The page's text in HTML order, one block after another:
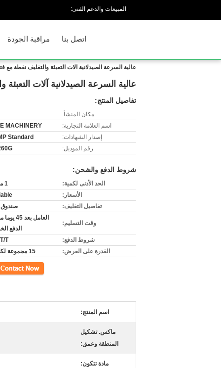
المبيعات والدعم الفنى:
مراقبة الجودة اتصل بنا
عالية السرعة الصيدلانية آلات التعبئة والتغليف نفطة مع
عالية السرعة الصيدلانية آلات
تفاصيل المنتج:
مكان المنشأ:
اسم العلامة التجارية:
MACHINERY
إصدار الشهادات:
Standard
رقم الموديل:
شروط الدفع والشحن:
الحد الأدنى لكمية:
1 مجموعة
الأسعار:
تفاصيل التغليف:
وقت التسليم:
العامل بعد
الدفع
شروط الدفع:
T/T أو L/C
القدرة على العرض:
15 مجموعة لكلّ شهر
اتصل
اسم المنتج:
ماكس. تشكيل
المنطقة وعمق:
مادة تتكون: